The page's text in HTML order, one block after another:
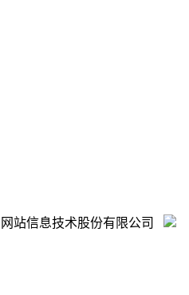
站信息技术股份有限公司